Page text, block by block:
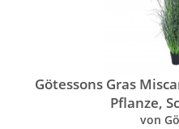
Götessons Gras
Pflanze,
von